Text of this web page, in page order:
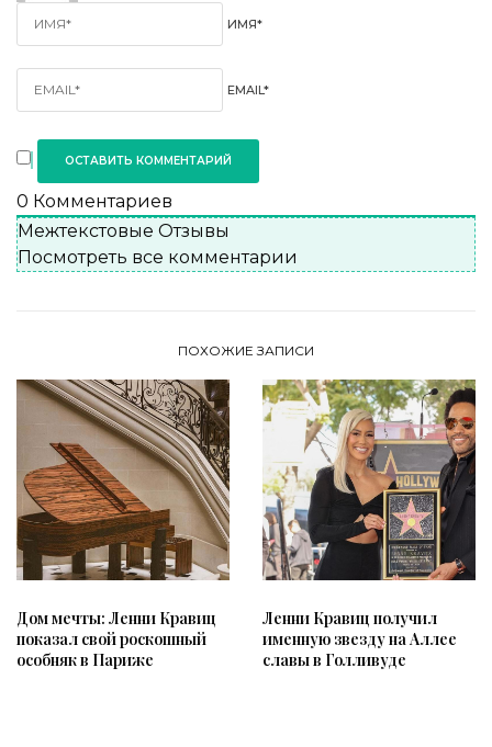
ИМЯ*
EMAIL*
0 Комментариев
Межтекстовые Отзывы
Посмотреть все комментарии
ПОХОЖИЕ ЗАПИСИ
Дом мечты: Ленни Кравиц
показал свой роскошный
особняк в Париже
Ленни Кравиц получил
именную звезду на Аллее
славы в Голливуде